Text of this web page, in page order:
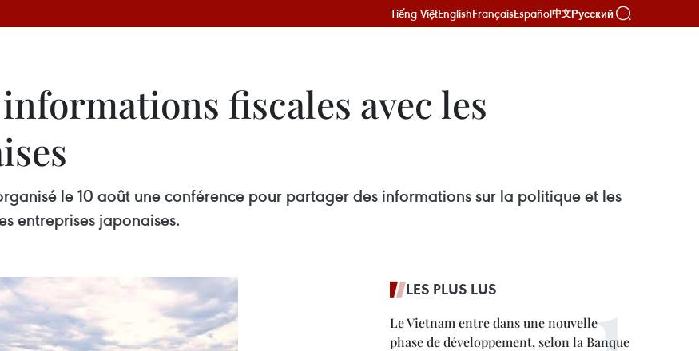
Tiếng ViệtEnglishFrançaisEspañol中文Русский
fiscales avec les
le 10 août une conférence pour partager des informations sur la politique et les
entreprises japonaises.
LES PLUS LUS
Le Vietnam entre dans une nouvelle
phase de développement, selon la Banque